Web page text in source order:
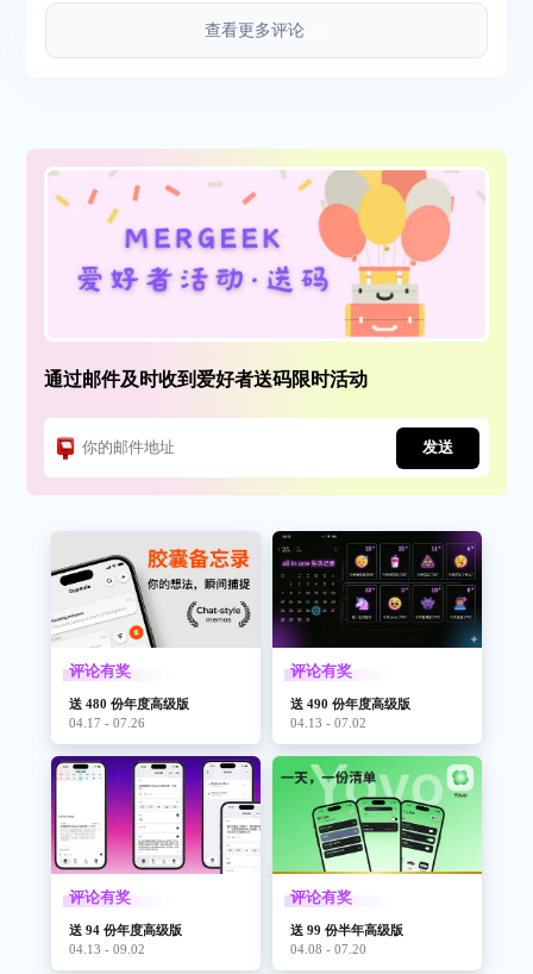
查看更多评论
通过邮件及时收到爱好者送码限时活动
发送
评论有奖
送 480 份年度高级版
04.17 - 07.26
评论有奖
送 490 份年度高级版
04.13 - 07.02
评论有奖
送 94 份年度高级版
04.13 - 09.02
评论有奖
送 99 份半年高级版
04.08 - 07.20